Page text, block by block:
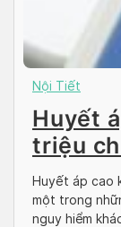
Nội Tiết
Huyết
triệu
dài
Huyết áp cao
một trong
nguy hiểm